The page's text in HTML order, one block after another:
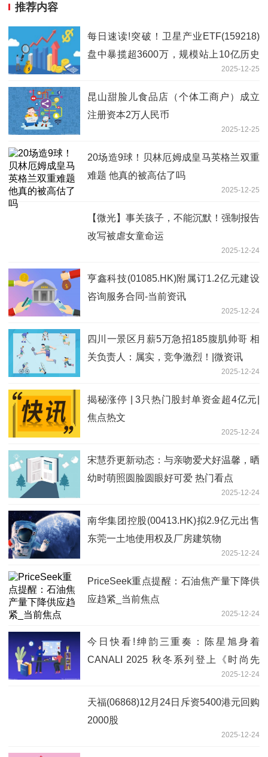
推荐内容
每日速读!突破！卫星产业ETF(159218)
盘中暴揽超3600万，规模站上10亿历史
2025-12-25
昆山甜脸儿食品店（个体工商户）成立
注册资本2万人民币
2025-12-25
20场造9球！贝林厄姆成皇马英格兰双重
难题 他真的被高估了吗
2025-12-25
【微光】事关孩子，不能沉默！强制报告
改写被虐女童命运
2025-12-24
亨鑫科技(01085.HK)附属订1.2亿元建设
咨询服务合同-当前资讯
2025-12-24
四川一景区月薪5万急招185腹肌帅哥 相
关负责人：属实，竞争激烈！|微资讯
2025-12-24
揭秘涨停 | 3只热门股封单资金超4亿元|
焦点热文
2025-12-24
宋慧乔更新动态：与亲吻爱犬好温馨，晒
幼时萌照圆脸圆眼好可爱 热门看点
2025-12-24
南华集团控股(00413.HK)拟2.9亿元出售
东莞一土地使用权及厂房建筑物
2025-12-24
PriceSeek重点提醒：石油焦产量下降供
应趋紧_当前焦点
2025-12-24
今日快看!绅韵三重奏：陈星旭身着
CANALI 2025 秋冬系列登上《时尚先
2025-12-24
天福(06868)12月24日斥资5400港元回购
2000股
2025-12-24